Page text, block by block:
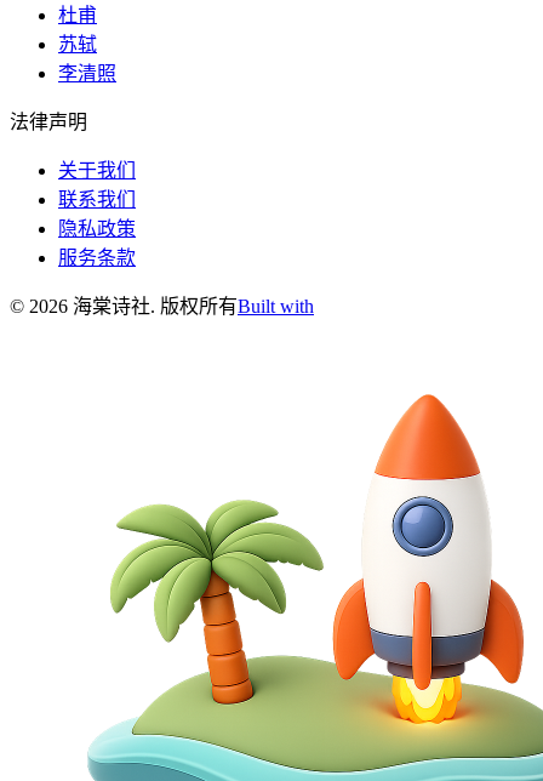
杜甫
苏轼
李清照
法律声明
关于我们
联系我们
隐私政策
服务条款
© 2026 海棠诗社. 版权所有Built with